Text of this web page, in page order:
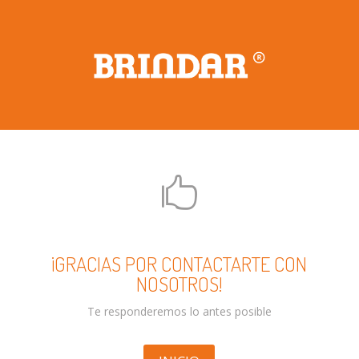

¡GRACIAS POR CONTACTARTE CON
NOSOTROS!
Te responderemos lo antes posible